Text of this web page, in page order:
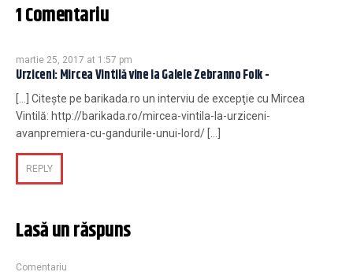
1 Comentariu
martie 25, 2017 at 1:57 pm
Urziceni: Mircea Vintilă vine la Galele Zebranno Folk -
[…] Citeşte pe barikada.ro un interviu de excepţie cu Mircea
Vintilă: http://barikada.ro/mircea-vintila-la-urziceni-
avanpremiera-cu-gandurile-unui-lord/ […]
REPLY
Lasă un răspuns
Comentariu